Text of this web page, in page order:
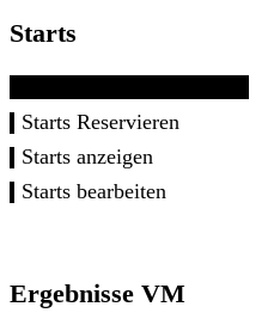
Starts
Starts Reservieren
Starts anzeigen
Starts bearbeiten
Ergebnisse VM